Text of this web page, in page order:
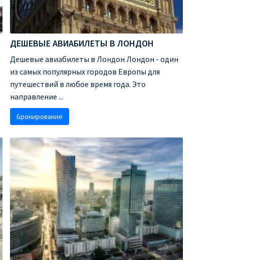
ДЕШЕВЫЕ АВИАБИЛЕТЫ В ЛОНДОН
Дешевые авиабилеты в Лондон Лондон - один
из самых популярных городов Европы для
путешествий в любое время года. Это
направление ...
Бронирование